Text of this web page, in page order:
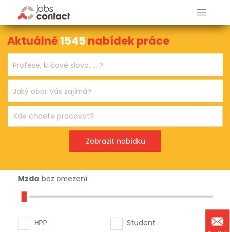
Aktuálně1545 nabídek práce
Mzda bez omezení
HPP
Student